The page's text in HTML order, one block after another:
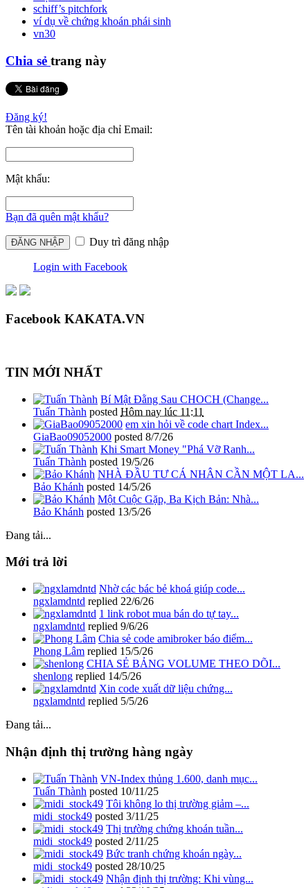
schiff’s pitchfork
ví dụ về chứng khoán phái sinh
vn30
Chia sẻ trang này
Đăng ký!
Tên tài khoản hoặc địa chỉ Email:
Mật khẩu:
Bạn đã quên mật khẩu?
Duy trì đăng nhập
Login with Facebook
Facebook KAKATA.VN
TIN MỚI NHẤT
Bí Mật Đằng Sau CHOCH (Change...
Tuấn Thành posted Hôm nay lúc 11:11
em xin hỏi về code chart Index...
GiaBao09052000 posted 8/7/26
Khi Smart Money "Phá Vỡ Ranh...
Tuấn Thành posted 19/5/26
NHÀ ĐẦU TƯ CÁ NHÂN CẦN MỘT LA...
Bảo Khánh posted 14/5/26
Một Cuộc Gặp, Ba Kịch Bản: Nhà...
Bảo Khánh posted 13/5/26
Đang tải...
Mới trả lời
Nhờ các bác bẻ khoá giúp code...
ngxlamdntd replied 22/6/26
1 link robot mua bán do tự tay...
ngxlamdntd replied 9/6/26
Chia sẻ code amibroker báo điểm...
Phong Lâm replied 15/5/26
CHIA SẺ BẢNG VOLUME THEO DÕI...
shenlong replied 14/5/26
Xin code xuất dữ liệu chứng...
ngxlamdntd replied 5/5/26
Đang tải...
Nhận định thị trường hàng ngày
VN-Index thủng 1.600, danh mục...
Tuấn Thành posted 10/11/25
Tôi không lo thị trường giảm –...
midi_stock49 posted 3/11/25
Thị trường chứng khoán tuần...
midi_stock49 posted 2/11/25
Bức tranh chứng khoán ngày...
midi_stock49 posted 28/10/25
Nhận định thị trường: Khi vùng...